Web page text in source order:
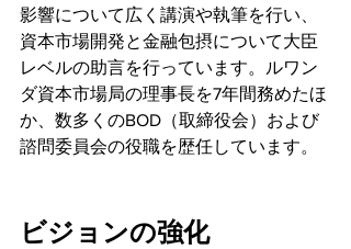
影響について広く講演や執筆を行い、
資本市場開発と金融包摂について大臣
レベルの助言を行っています。ルワン
ダ資本市場局の理事長を7年間務めたほ
か、数多くのBOD（取締役会）および
諮問委員会の役職を歴任しています。
ビジョンの強化